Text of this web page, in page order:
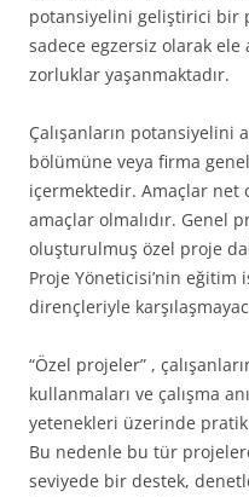
potansiyelini geliştirici bir
sadece egzersiz olarak ele
zorluklar yaşanmaktadır.
Çalışanların potansiyelini
bölümüne veya firma
içermektedir. Amaçlar net
amaçlar olmalıdır. Genel
oluşturulmuş özel proje
Proje Yöneticisi’nin
dirençleriyle
“Özel projeler” ,
kullanmaları ve çalışma
yetenekleri üzerinde
Bu nedenle bu tür
seviyede bir destek,